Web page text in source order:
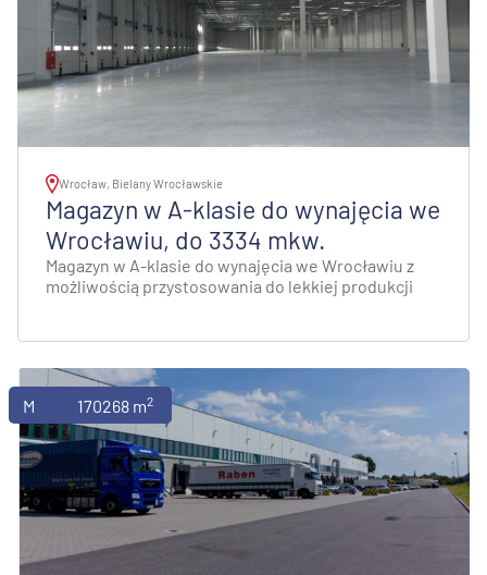
Wrocław, Bielany Wrocławskie
Magazyn w A-klasie do wynajęcia we
Wrocławiu, do 3334 mkw.
Magazyn w A-klasie do wynajęcia we Wrocławiu z
możliwością przystosowania do lekkiej produkcji
Magazyny170268 m2